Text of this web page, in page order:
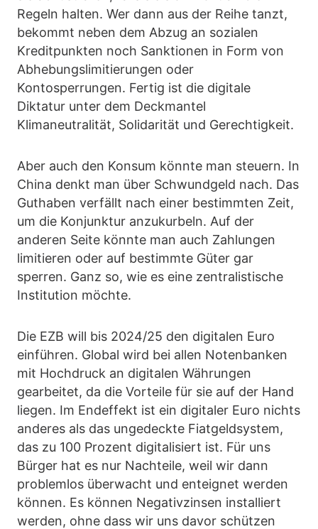
Regeln halten. Wer dann aus der Reihe tanzt,
bekommt neben dem Abzug an sozialen
Kreditpunkten noch Sanktionen in Form von
Abhebungslimitierungen oder
Kontosperrungen. Fertig ist die digitale
Diktatur unter dem Deckmantel
Klimaneutralität, Solidarität und Gerechtigkeit.
Aber auch den Konsum könnte man steuern. In
China denkt man über Schwundgeld nach. Das
Guthaben verfällt nach einer bestimmten Zeit,
um die Konjunktur anzukurbeln. Auf der
anderen Seite könnte man auch Zahlungen
limitieren oder auf bestimmte Güter gar
sperren. Ganz so, wie es eine zentralistische
Institution möchte.
Die EZB will bis 2024/25 den digitalen Euro
einführen. Global wird bei allen Notenbanken
mit Hochdruck an digitalen Währungen
gearbeitet, da die Vorteile für sie auf der Hand
liegen. Im Endeffekt ist ein digitaler Euro nichts
anderes als das ungedeckte Fiatgeldsystem,
das zu 100 Prozent digitalisiert ist. Für uns
Bürger hat es nur Nachteile, weil wir dann
problemlos überwacht und enteignet werden
können. Es können Negativzinsen installiert
werden, ohne dass wir uns davor schützen